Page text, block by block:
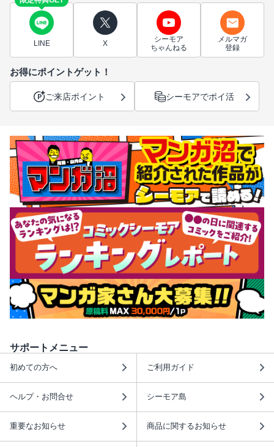
LINE X
シーモア
ちゃんねる
メルマガ
登録
お得にポイントゲット！
ご来店ポイント シーモアでポイ活
サポートメニュー
初めての方へ ご利用ガイド
ヘルプ・お問合せ シーモア島
重要なお知らせ 商品に関するお知らせ